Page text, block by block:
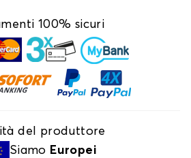
100% sicuri
del produttore
Siamo Europei